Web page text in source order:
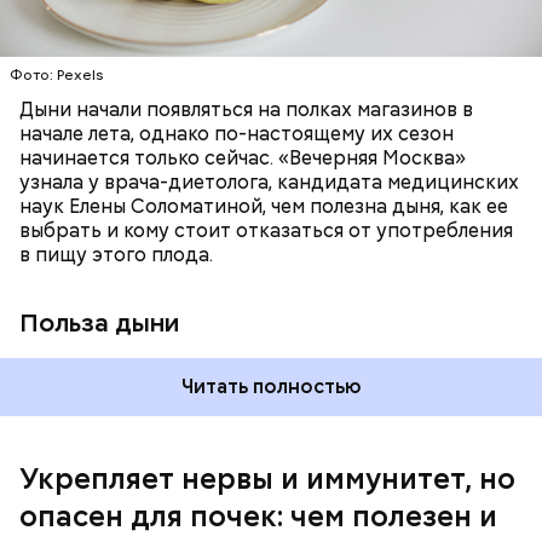
Фото: Pexels
Дыни начали появляться на полках магазинов в
начале лета, однако по-настоящему их сезон
начинается только сейчас. «Вечерняя Москва»
узнала у врача-диетолога, кандидата медицинских
наук Елены Соломатиной, чем полезна дыня, как ее
выбрать и кому стоит отказаться от употребления
в пищу этого плода.
Польза дыни
лютеин и зеаксантин — эти каротиноиды
отлично поддерживают наше зрение;
калий — оказывает мочегонное действие,
поддерживает сердечно-сосудистую
систему и предотвращает скачки давления;
магний — помогает калию и не дает сосудам
спазмироваться.
Читать полностью
Укрепляет нервы и иммунитет, но
опасен для почек: чем полезен и
— Если человек уже болеет мочекаменной
По мнению специалиста, здоровому человеку
достаточно включать щавель в рацион несколько
раз в месяц. В небольших количествах в свежем